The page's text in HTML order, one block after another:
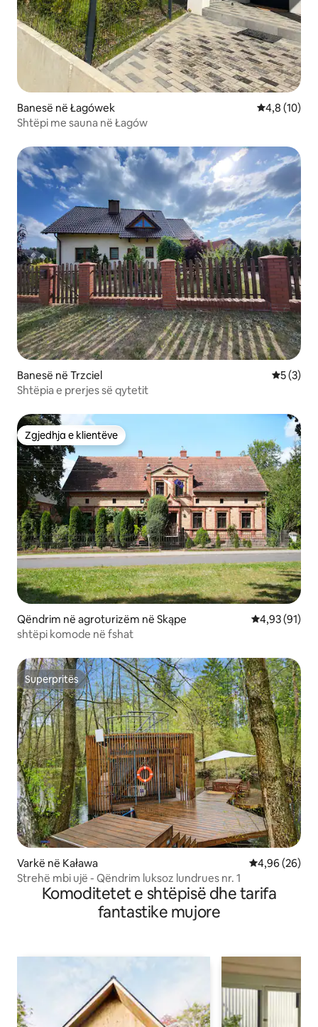
Banesë në Łagówek Vlerësimi
4,8 (10)
Shtëpi me sauna në Łagów
Banesë në Trzciel
5 (3)
Shtëpia e prerjes së qytetit
Zgjedhja e klientëve
Zgjedhja e klientëve
Qëndrim në agroturizëm në Skąpe Vlerësimi
4,93 (91)
shtëpi komode në fshat
Superpritës
Superpritës
Varkë në Kaława Vlerësimi
4,96 (26)
Strehë mbi ujë - Qëndrim luksoz lundrues nr. 1
Komoditetet e shtëpisë dhe tarifa
fantastike mujore